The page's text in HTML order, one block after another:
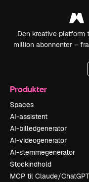
Den kreative platform
million abonnenter –
Produkter
Spaces
AI-assistent
AI-billedgenerator
AI-videogenerator
AI-stemmegenerator
Stockindhold
MCP til Claude/ChatGPT